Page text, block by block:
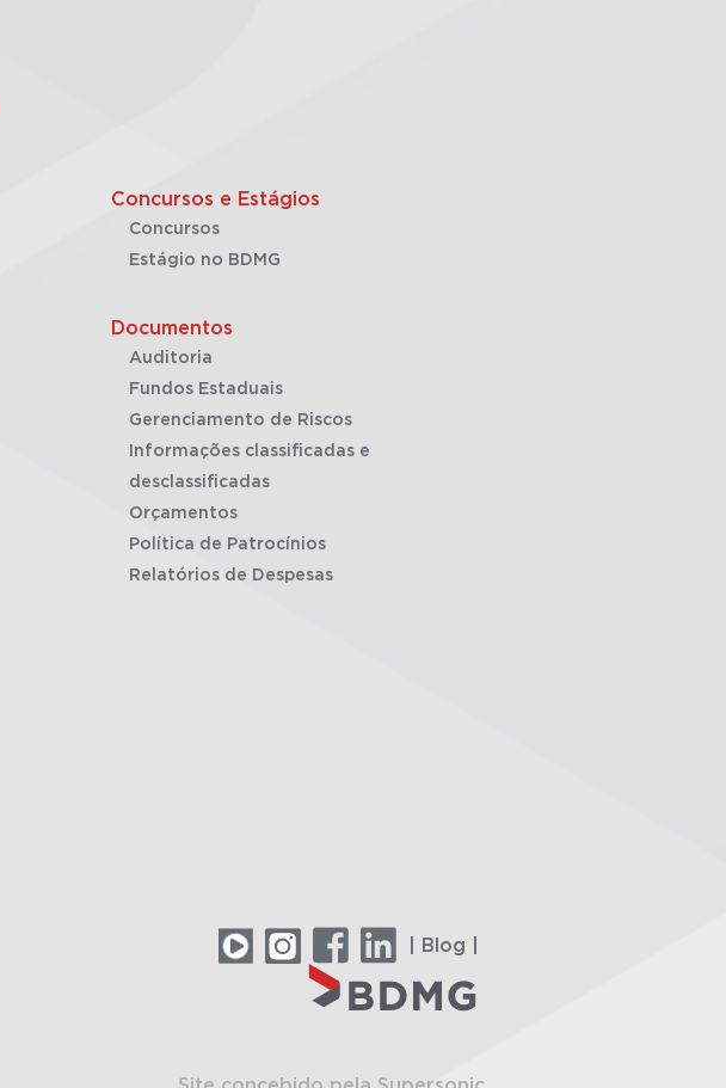
Concursos e Estágios
Concursos
Estágio no BDMG
Documentos
Auditoria
Fundos Estaduais
Gerenciamento de Riscos
Informações classificadas e
desclassificadas
Orçamentos
Política de Patrocínios
Relatórios de Despesas
| Blog |